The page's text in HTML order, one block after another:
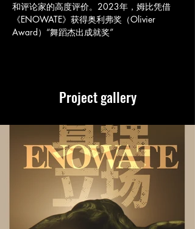
和评论家的高度评价。2023年，姆比凭借
《ENOWATE》获得奥利弗奖（Olivier
Award）“舞蹈杰出成就奖”
​Project gallery